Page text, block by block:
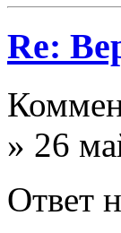
Re:
» 26
Ответ